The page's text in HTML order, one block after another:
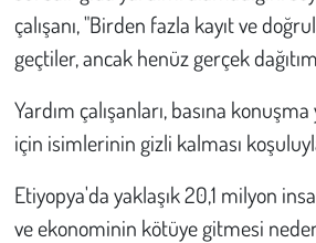
çalışanı, "Birden fazla kayıt ve
geçtiler, ancak henüz gerçek
Yardım çalışanları, basına
için isimlerinin gizli kalması
Etiyopya'da yaklaşık 20,1 milyon
ve ekonominin kötüye gitmesi